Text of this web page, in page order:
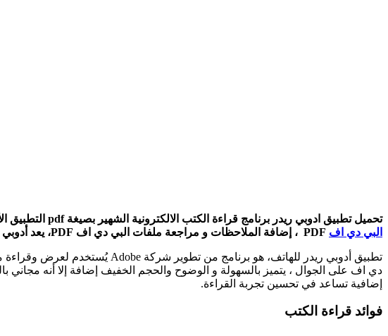
تحميل تطبيق ادوبي ريدر برنامج قراءة الكتب الالكترونية الشهير بصيغة pdf التطبيق الأول لهواتف الأندرويد والآيفون، يمكن باستخدام
البي دي اف
إضافية تساعد في تحسين تجربة القراءة.
فوائد قراءة الكتب